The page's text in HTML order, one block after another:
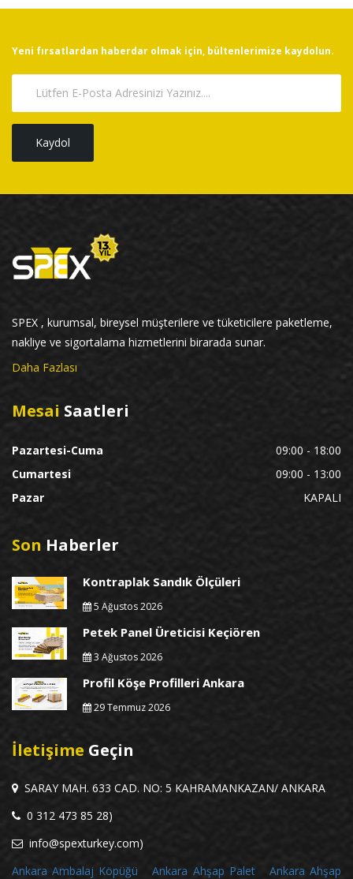
Yeni fırsatlardan haberdar olmak için, bültenlerimize kaydolun.
Kaydol
SPEX , kurumsal, bireysel müşterilere ve tüketicilere paketleme,
nakliye ve sigortalama hizmetlerini birarada sunar.
Daha Fazlası
Mesai Saatleri
Pazartesi-Cuma
09:00 - 18:00
Cumartesi
09:00 - 13:00
Pazar
KAPALI
Son Haberler
Kontraplak Sandık Ölçüleri
5 Ağustos 2026
Petek Panel Üreticisi Keçiören
3 Ağustos 2026
Profil Köşe Profilleri Ankara
29 Temmuz 2026
İletişime Geçin
SARAY MAH. 633 CAD. NO: 5 KAHRAMANKAZAN/ ANKARA
0 312 473 85 28)
info@spexturkey.com)
Ankara Ambalaj Köpüğü
Ankara Ahşap Palet
Ankara Ahşap